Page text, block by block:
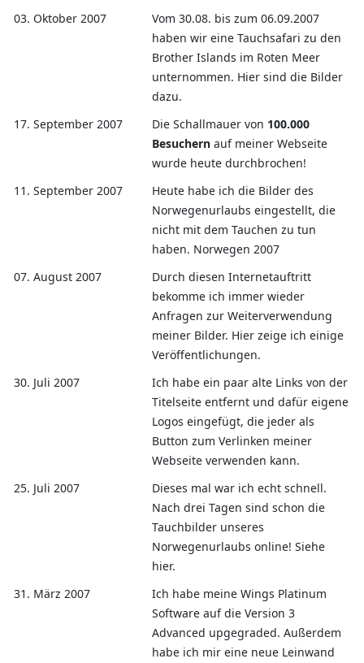
03. Oktober 2007
Vom 30.08. bis zum 06.09.2007
haben wir eine Tauchsafari zu den
Brother Islands im Roten Meer
unternommen. Hier sind die Bilder
dazu.
17. September 2007
Die Schallmauer von 100.000
Besuchern auf meiner Webseite
wurde heute durchbrochen!
11. September 2007
Heute habe ich die Bilder des
Norwegenurlaubs eingestellt, die
nicht mit dem Tauchen zu tun
haben. Norwegen 2007
07. August 2007
Durch diesen Internetauftritt
bekomme ich immer wieder
Anfragen zur Weiterverwendung
meiner Bilder. Hier zeige ich einige
Veröffentlichungen.
30. Juli 2007
Ich habe ein paar alte Links von der
Titelseite entfernt und dafür eigene
Logos eingefügt, die jeder als
Button zum Verlinken meiner
Webseite verwenden kann.
25. Juli 2007
Dieses mal war ich echt schnell.
Nach drei Tagen sind schon die
Tauchbilder unseres
Norwegenurlaubs online! Siehe
hier.
31. März 2007
Ich habe meine Wings Platinum
Software auf die Version 3
Advanced upgegraded. Außerdem
habe ich mir eine neue Leinwand